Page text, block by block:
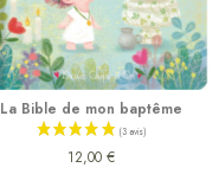
La Bible de mon baptême
12,00 €